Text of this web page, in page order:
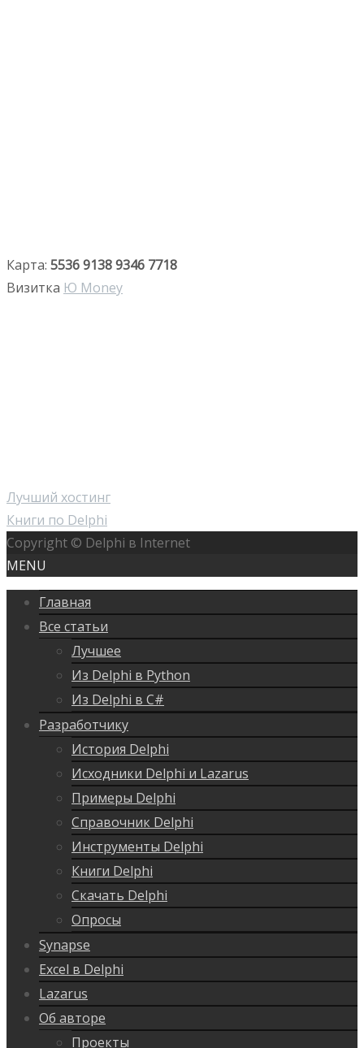
Карта: 5536 9138 9346 7718
Визитка Ю Money
Лучший хостинг
Книги по Delphi
Copyright © Delphi в Internet
MENU
Главная
Все статьи
Лучшее
Из Delphi в Python
Из Delphi в C#
Разработчику
История Delphi
Исходники Delphi и Lazarus
Примеры Delphi
Справочник Delphi
Инструменты Delphi
Книги Delphi
Скачать Delphi
Опросы
Synapse
Excel в Delphi
Lazarus
Об авторе
Проекты